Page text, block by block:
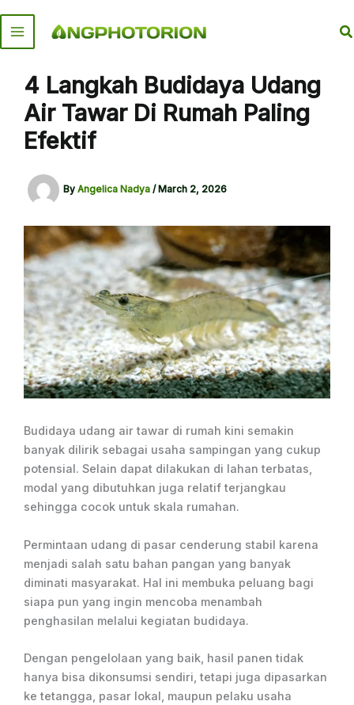
content
4 Langkah Budidaya Udang
Air Tawar Di Rumah Paling
Efektif
By Angelica Nadya / March 2, 2026
Budidaya udang air tawar di rumah kini semakin
banyak dilirik sebagai usaha sampingan yang cukup
potensial. Selain dapat dilakukan di lahan terbatas,
modal yang dibutuhkan juga relatif terjangkau
sehingga cocok untuk skala rumahan.
Permintaan udang di pasar cenderung stabil karena
menjadi salah satu bahan pangan yang banyak
diminati masyarakat. Hal ini membuka peluang bagi
siapa pun yang ingin mencoba menambah
penghasilan melalui kegiatan budidaya.
Dengan pengelolaan yang baik, hasil panen tidak
hanya bisa dikonsumsi sendiri, tetapi juga dipasarkan
ke tetangga, pasar lokal, maupun pelaku usaha